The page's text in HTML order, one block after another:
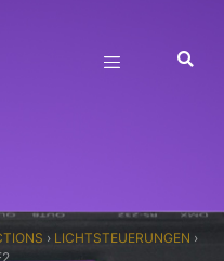
› LICHTSTEUERUNGEN ›